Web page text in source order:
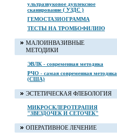
ультразвуковое дуплексное
сканирование ( УЗДС )
ГЕМОСТАЗИОГРАММА
ТЕСТЫ НА ТРОМБОФИЛИЮ
МАЛОИНВАЗИВНЫЕ
МЕТОДИКИ
ЭВЛК - современная методика
РЧО - самая современная методика
(США)
ЭСТЕТИЧЕСКАЯ ФЛЕБОЛОГИЯ
МИКРОСКЛЕРОТЕРАПИЯ
"ЗВЕЗДОЧЕК И СЕТОЧЕК"
ОПЕРАТИВНОЕ ЛЕЧЕНИЕ